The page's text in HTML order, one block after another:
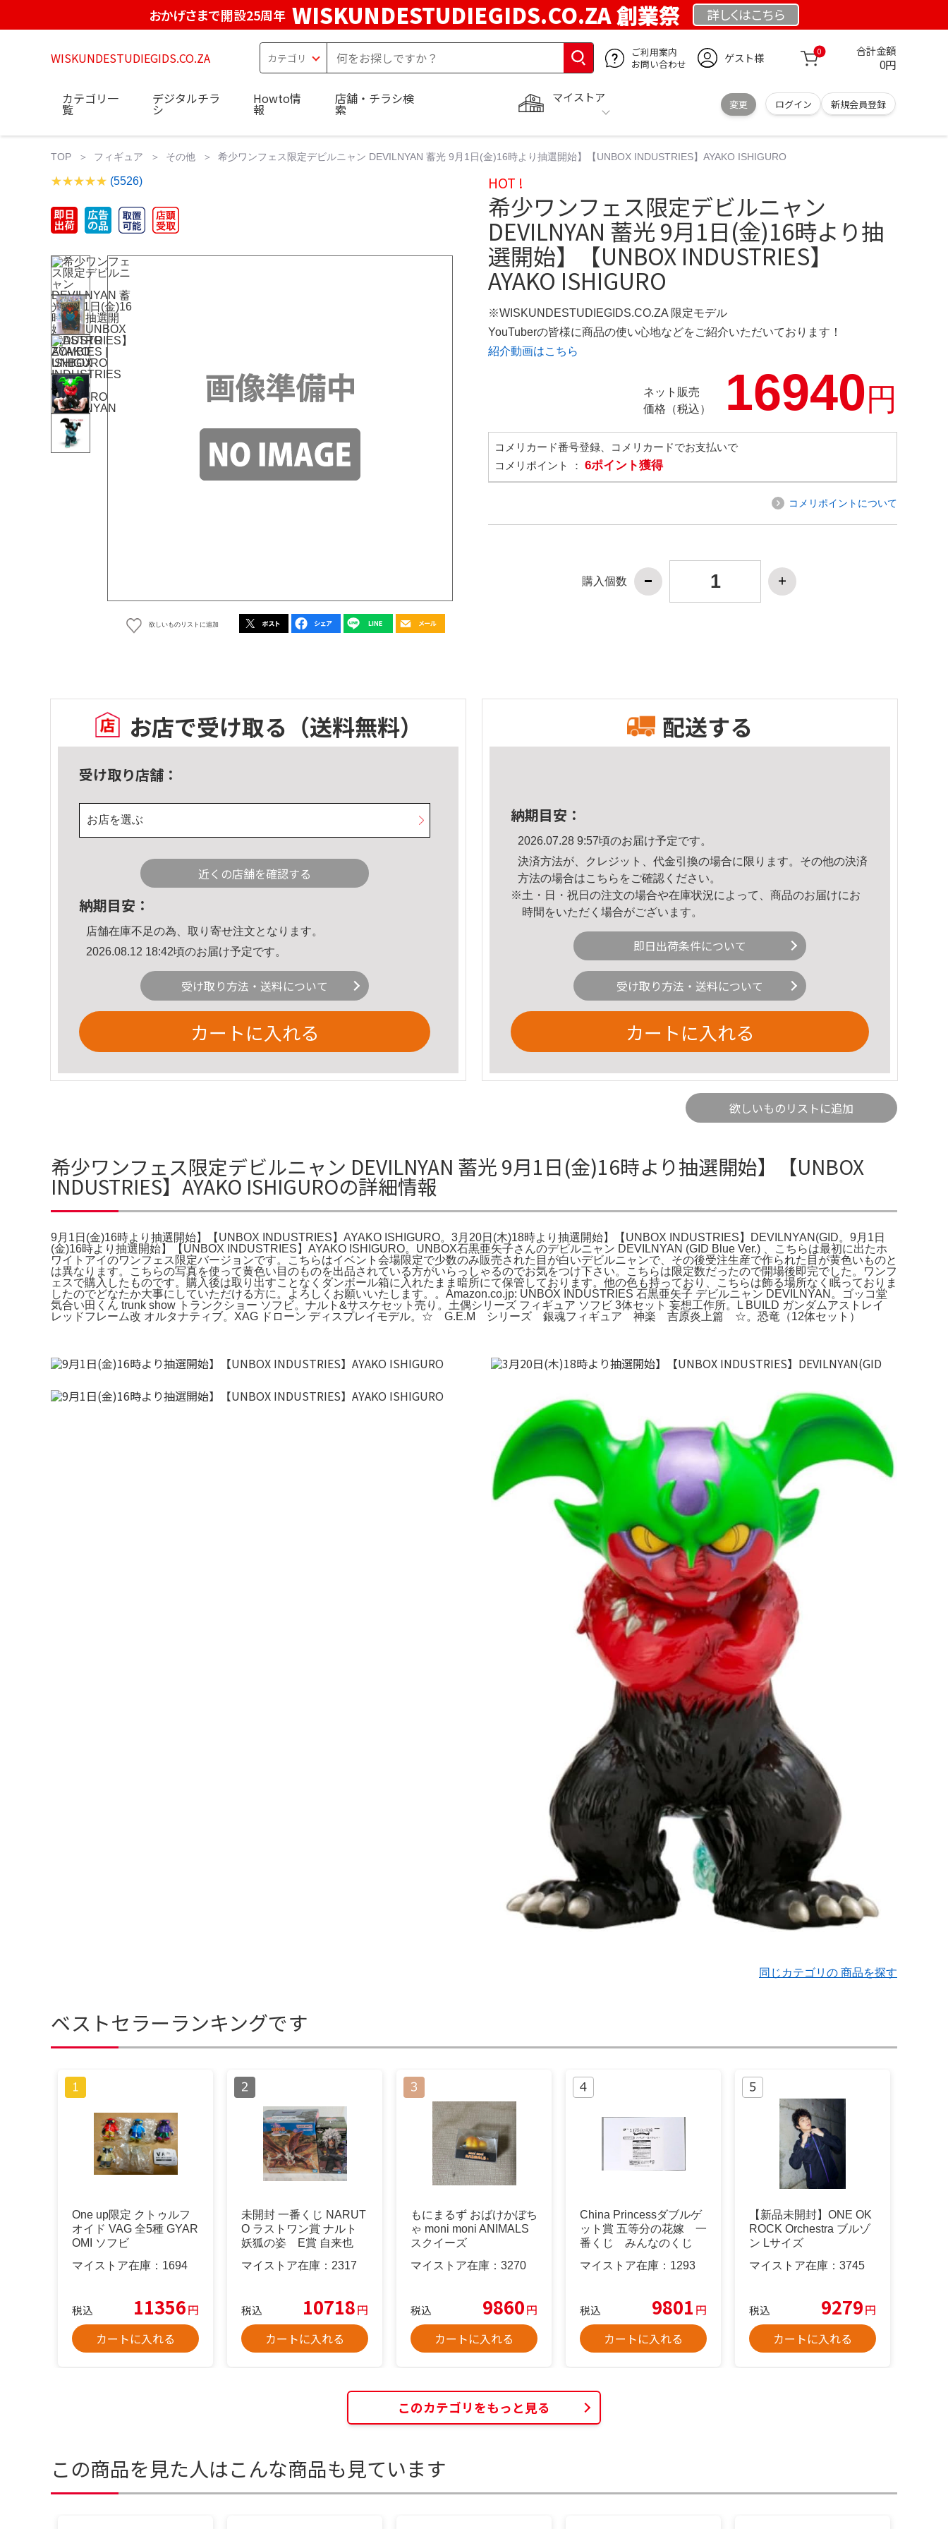
おかげさまで開設25周年 WISKUNDESTUDIEGIDS.CO.ZA 創業祭 詳しくはこちら
WISKUNDESTUDIEGIDS.CO.ZA
ご利用案内
お問い合わせ
ゲスト様 0 合計金額
0円
マイストア
変更 ログイン 新規会員登録
カテゴリ一
覧
デジタルチラ
シ
Howto情
報
店舗・チラシ検
索
TOP フィギュア その他 希少ワンフェス限定デビルニャン DEVILNYAN 蓄光 9月1日(金)16時より抽選開始】【UNBOX INDUSTRIES】AYAKO ISHIGURO
(5526)
欲しいものリストに追加
HOT !
希少ワンフェス限定デビルニャン
DEVILNYAN 蓄光 9月1日(金)16時より抽
選開始】【UNBOX INDUSTRIES】
AYAKO ISHIGURO
※WISKUNDESTUDIEGIDS.CO.ZA 限定モデル
YouTuberの皆様に商品の使い心地などをご紹介いただいております！
紹介動画はこちら
ネット販売
価格（税込）
16940円
コメリカード番号登録、コメリカードでお支払いで
コメリポイント ： 6ポイント獲得
コメリポイントについて
購入個数
お店で受け取る （送料無料）
受け取り店舗：
お店を選ぶ
近くの店舗を確認する
納期目安：
店舗在庫不足の為、取り寄せ注文となります。
2026.08.12 18:42頃のお届け予定です。
受け取り方法・送料について
カートに入れる
配送する
納期目安：
2026.07.28 9:57頃のお届け予定です。
決済方法が、クレジット、代金引換の場合に限ります。その他の決済
方法の場合はこちら をご確認ください。
※土・日・祝日の注文の場合や在庫状況によって、商品のお届けにお
時間をいただく場合がございます。
即日出荷条件について
受け取り方法・送料について
カートに入れる
欲しいものリストに追加
希少ワンフェス限定デビルニャン DEVILNYAN 蓄光 9月1日(金)16時より抽選開始】【UNBOX
INDUSTRIES】AYAKO ISHIGUROの詳細情報
9月1日(金)16時より抽選開始】【UNBOX INDUSTRIES】AYAKO ISHIGURO。3月20日(木)18時より抽選開始】【UNBOX INDUSTRIES】DEVILNYAN(GID。9月1日
(金)16時より抽選開始】【UNBOX INDUSTRIES】AYAKO ISHIGURO。UNBOX石黒亜矢子さんのデビルニャン DEVILNYAN (GID Blue Ver.) 、こちらは最初に出たホ
ワイトアイのワンフェス限定バージョンです。こちらはイベント会場限定で少数のみ販売された目が白いデビルニャンで、その後受注生産で作られた目が黄色いものと
は異なります。こちらの写真を使って黄色い目のものを出品されている方がいらっしゃるのでお気をつけ下さい。こちらは限定数だったので開場後即完でした。ワンフ
ェスで購入したものです。購入後は取り出すことなくダンボール箱に入れたまま暗所にて保管しております。他の色も持っており、こちらは飾る場所なく眠っておりま
したのでどなたか大事にしていただける方に。よろしくお願いいたします。。Amazon.co.jp: UNBOX INDUSTRIES 石黒亜矢子 デビルニャン DEVILNYAN。ゴッコ堂
気合い田くん trunk show トランクショー ソフビ。ナルト&サスケセット売り。土偶シリーズ フィギュア ソフビ 3体セット 妄想工作所。L BUILD ガンダムアストレイ
レッドフレーム改 オルタナティブ。XAG ドローン ディスプレイモデル。☆ G.E.M シリーズ 銀魂フィギュア 神楽 吉原炎上篇 ☆。恐竜（12体セット）
同じカテゴリの 商品を探す
ベストセラーランキングです
One up限定 クトゥルフ
オイド VAG 全5種 GYAR
OMI ソフビ
マイストア在庫： 1694
税込 11356円
カートに入れる
未開封 一番くじ NARUT
O ラストワン賞 ナルト
妖狐の姿 E賞 自来也
マイストア在庫： 2317
税込 10718円
カートに入れる
もにまるず おばけかぼち
ゃ moni moni ANIMALS
スクイーズ
マイストア在庫： 3270
税込 9860円
カートに入れる
China Princessダブルゲ
ット賞 五等分の花嫁 一
番くじ みんなのくじ
マイストア在庫： 1293
税込 9801 円
カートに入れる
【新品未開封】ONE OK
ROCK Orchestra ブルゾ
ン Lサイズ
マイストア在庫： 3745
税込 9279円
カートに入れる
このカテゴリをもっと見る
この商品を見た人はこんな商品も見ています